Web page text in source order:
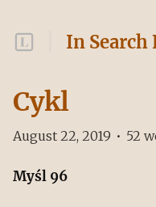
In Search
Cykl
August 22, 2019 • 52
Myśl 96